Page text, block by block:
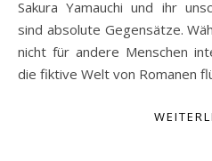
Sakura Yamauchi und ihr
sind absolute Gegensätze.
nicht für andere Menschen
die fiktive Welt von Romanen